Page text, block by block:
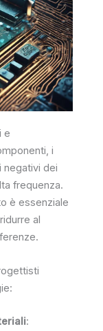
e
i
dei
frequenza.
è essenziale
al
: